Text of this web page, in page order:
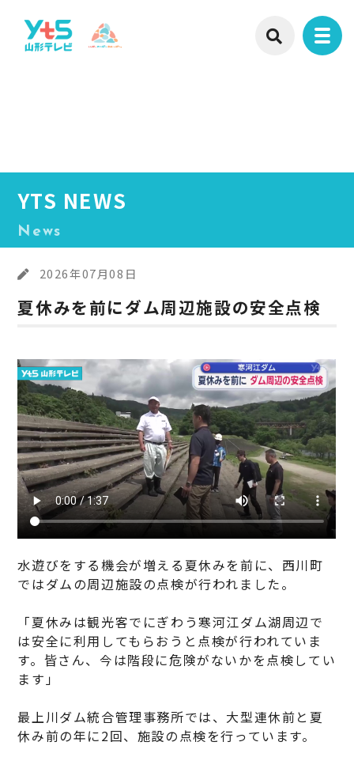
YTS NEWS
News
2026年07月08日
夏休みを前にダム周辺施設の安全点検
水遊びをする機会が増える夏休みを前に、西川町
ではダムの周辺施設の点検が行われました。
「夏休みは観光客でにぎわう寒河江ダム湖周辺で
は安全に利用してもらおうと点検が行われていま
す。皆さん、今は階段に危険がないかを点検してい
ます」
最上川ダム統合管理事務所では、大型連休前と夏
休み前の年に2回、施設の点検を行っています。